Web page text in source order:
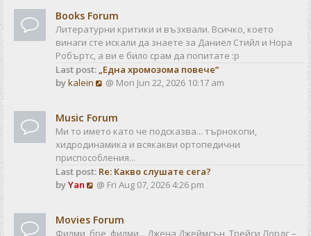
p
o
s
w
t
h
e
l
a
s
t
p
o
s
t
Books Forum
Литературни критики и възхвали. Всичко, което
винаги сте искали да знаете за Даниел Стийл и Нора
Робъртс, а ви е било срам да попитате :р
Last post: „Една хромозома повече“
bykalein
V
w
t
h
e
l
a
s
@ Mon Jun 22, 2026 10:17 am
Music Forum
Ми то името като че подсказва... търнокопи,
хидродинамика и всякакви ортопедични
приспособления...
Last post: Re: Какво слушате сега?
byYan
V
w
@ Fri Aug 07, 2026 4:26 pm
Movies Forum
Филми, бре, филми... Джена Джеймсън, Трейси Лордс –